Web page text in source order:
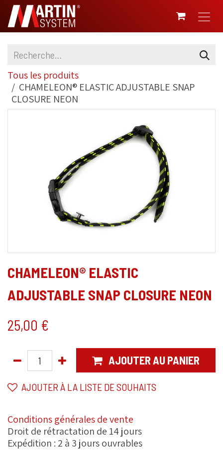
SE RENDRE AU CONTENU
Tous les produits
CHAMELEON® ELASTIC ADJUSTABLE SNAP
CLOSURE NEON
CHAMELEON® ELASTIC
ADJUSTABLE SNAP CLOSURE NEON
25,00 €
AJOUTER AU PANIER
AJOUTER À LA LISTE DE SOUHAITS
Conditions générales de vente
Droit de rétractation de 14 jours
Expédition : 2 à 3 jours ouvrables